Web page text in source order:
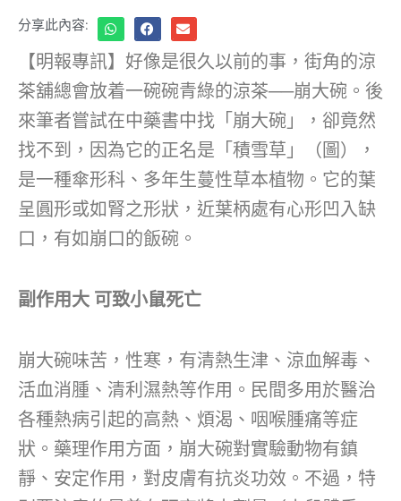
分享此內容:
【明報專訊】好像是很久以前的事，街角的涼
茶舖總會放着一碗碗青綠的涼茶──崩大碗。後
來筆者嘗試在中藥書中找「崩大碗」，卻竟然
找不到，因為它的正名是「積雪草」（圖），
是一種傘形科、多年生蔓性草本植物。它的葉
呈圓形或如腎之形狀，近葉柄處有心形凹入缺
口，有如崩口的飯碗。
副作用大 可致小鼠死亡
崩大碗味苦，性寒，有清熱生津、涼血解毒、
活血消腫、清利濕熱等作用。民間多用於醫治
各種熱病引起的高熱、煩渴、咽喉腫痛等症
狀。藥理作用方面，崩大碗對實驗動物有鎮
靜、安定作用，對皮膚有抗炎功效。不過，特